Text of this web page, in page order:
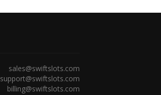
sales@swiftslots.com
support@swiftslots.com
billing@swiftslots.com